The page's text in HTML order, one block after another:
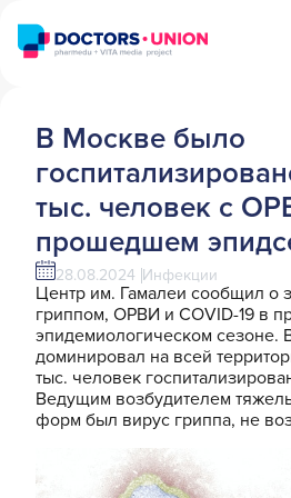
В Москве было
тыс. человек с
прошедшем
28.08.2024 Инфекции
Центр им. Гамалеи сообщил о
гриппом, ОРВИ и COVID-19 в
эпидемиологическом сезоне.
доминировал на всей
тыс. человек
Ведущим возбудителем
форм был вирус гриппа, не